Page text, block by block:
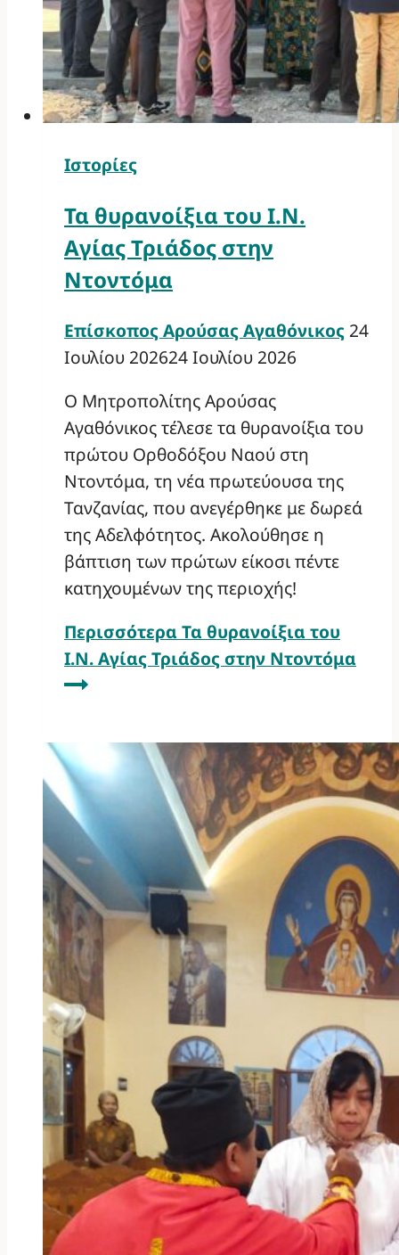
Ιστορίες
Τα θυρανοίξια του Ι.Ν.
Αγίας Τριάδος στην
Ντοντόμα
Επίσκοπος Αρούσας Αγαθόνικος 24
Ιουλίου 202624 Ιουλίου 2026
Ο Μητροπολίτης Αρούσας
Αγαθόνικος τέλεσε τα θυρανοίξια του
πρώτου Ορθοδόξου Ναού στη
Ντοντόμα, τη νέα πρωτεύουσα της
Τανζανίας, που ανεγέρθηκε με δωρεά
της Αδελφότητος. Ακολούθησε η
βάπτιση των πρώτων είκοσι πέντε
κατηχουμένων της περιοχής!
Περισσότερα Τα θυρανοίξια του
Ι.Ν. Αγίας Τριάδος στην Ντοντόμα